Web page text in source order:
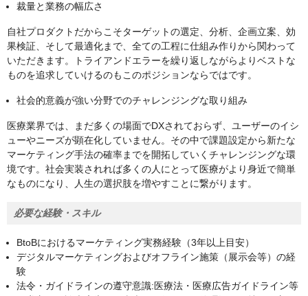
裁量と業務の幅広さ
自社プロダクトだからこそターゲットの選定、分析、企画立案、効
果検証、そして最適化まで、全ての工程に仕組み作りから関わって
いただきます。トライアンドエラーを繰り返しながらよりベストな
ものを追求していけるのもこのポジションならではです。
社会的意義が強い分野でのチャレンジングな取り組み
医療業界では、まだ多くの場面でDXされておらず、ユーザーのイシ
ューやニーズが顕在化していません。その中で課題設定から新たな
マーケティング手法の確率までを開拓していくチャレンジングな環
境です。社会実装されれば多くの人にとって医療がより身近で簡単
なものになり、人生の選択肢を増やすことに繋がります。
必要な経験・スキル
BtoBにおけるマーケティング実務経験（3年以上目安）
デジタルマーケティングおよびオフライン施策（展示会等）の経
験
法令・ガイドラインの遵守意識:医療法・医療広告ガイドライン等